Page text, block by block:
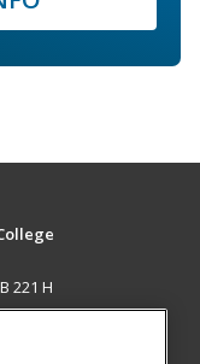
221 H